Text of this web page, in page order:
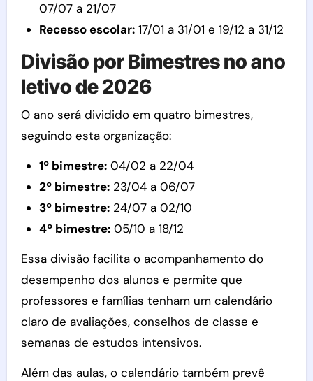
07/07 a 21/07
Recesso escolar:17/01 a 31/01 e 19/12 a 31/12
Divisão por Bimestres no ano
letivo de 2026
O ano será dividido em quatro bimestres,
seguindo esta organização:
1º bimestre:04/02 a 22/04
2º bimestre:23/04 a 06/07
3º bimestre:24/07 a 02/10
4º bimestre:05/10 a 18/12
Essa divisão facilita o acompanhamento do
desempenho dos alunos e permite que
professores e famílias tenham um calendário
claro de avaliações, conselhos de classe e
semanas de estudos intensivos.
Além das aulas, o calendário também prevê